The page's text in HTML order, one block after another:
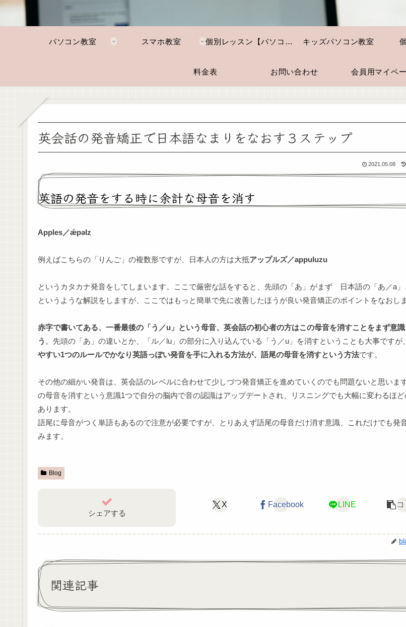
パソコン教室 スマホ教室 個別レッスン【パソコン・スマホ】 キッズパソコン教室
料金表 お問い合わせ 会員用マイペ
英会話の発音矯正で日本語なまりをなおす３ステップ
2021.05.08
英語の発音をする時に余計な母音を消す
Apples／ǽpəlz
例えばこちらの「りんご」の複数形ですが、日本人の方は大抵アップルズ／appuluzu
というカタカナ発音をしてしまいます。ここで厳密な話をすると、先頭の「あ」がまず 日本語の「あ／a」
というような解説をしますが、ここではもっと簡単で先に改善したほうが良い発音矯正のポイントをなおしま
赤字で書いてある、一番最後の「う／u」という母音、英会話の初心者の方はこの母音を消すことをまず意識
う 。先頭の「あ」の違いとか、「ル／lu」の部分に入り込んでいる「う／u」を消すということも大事ですが、
やすい1つのルールでかなり英語っぽい発音を手に入れる方法が、語尾の母音を消すという方法です。
その他の細かい発音は、英会話のレベルに合わせて少しづつ発音矯正を進めていくのでも問題ないと思いま
の母音を消すという意識1つで自分の脳内で音の認識はアップデートされ、リスニングでも大幅に変わるほ
あります。
語尾に母音がつく単語もあるので注意が必要ですが、とりあえず語尾の母音だけ消す意識、これだけでも発
みます。
Blog
シェアする
X Facebook LINE
関連記事